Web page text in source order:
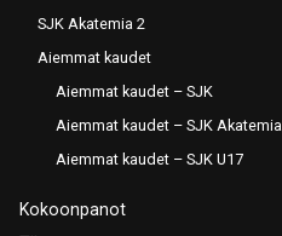
SJK Akatemia 2
Aiemmat kaudet
Aiemmat kaudet – SJK
Aiemmat kaudet – SJK Akatemia
Aiemmat kaudet – SJK U17
Kokoonpanot